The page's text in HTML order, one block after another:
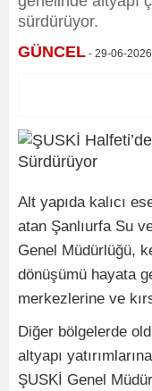
sürdürüyor.
GÜNCEL - 29-06-
Alt yapıda kalıcı
atan Şanlıurfa Su
Genel Müdürlüğü,
dönüşümü hayata
merkezlerine ve
Diğer bölgelerde
altyapı
ŞUSKİ Genel